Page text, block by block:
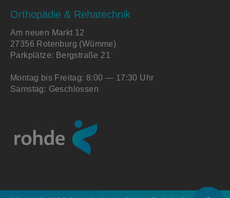
Orthopädie & Rehatechnik
Am neuen Markt 12
27356 Rotenburg (Wümme)
Parkplätze: Bergstraße 21
Montag bis Freitag: 8:00 — 17:30 Uhr
Samstag: Geschlossen